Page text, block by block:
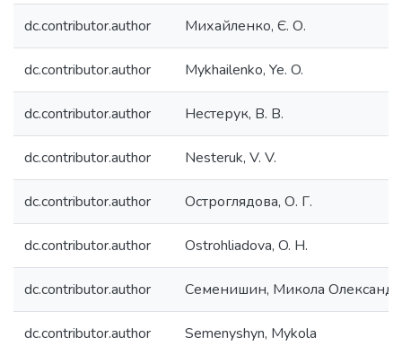
dc.contributor.author Михайленко, Є. О.
dc.contributor.author Mykhailenko, Ye. O.
dc.contributor.author Нестерук, В. В.
dc.contributor.author Nesteruk, V. V.
dc.contributor.author Остроглядова, О. Г.
dc.contributor.author Ostrohliadova, O. H.
dc.contributor.author Семенишин, Микола
dc.contributor.author Semenyshyn, Mykola